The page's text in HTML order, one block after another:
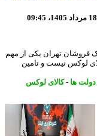
تهران یکی از مهم
نیست و تامین
ها- کالای لوکس